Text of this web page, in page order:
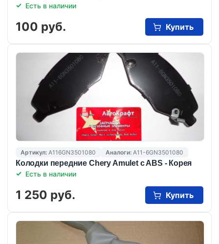
Есть в наличии
100 руб. Купить
Артикул: A116GN3501080 Аналоги: A11-6GN3501080
Колодки передние Chery Amulet c ABS - Корея
Есть в наличии
1 250 руб. Купить